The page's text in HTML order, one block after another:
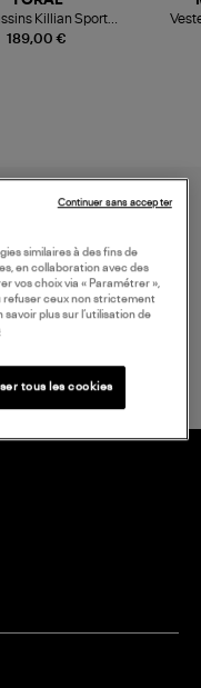
189,00 €
Killian Sport
Mousse
similaires à des fins de
en collaboration avec des
vos choix via « Paramétrer »,
refuser ceux non strictement
plus sur l’utilisation de
tous les cookies
Continuer sans accepter